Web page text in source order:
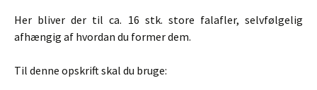
Her bliver der til ca. 16 stk. store falafler, selvfølgelig
afhængig af hvordan du former dem.
Til denne opskrift skal du bruge: